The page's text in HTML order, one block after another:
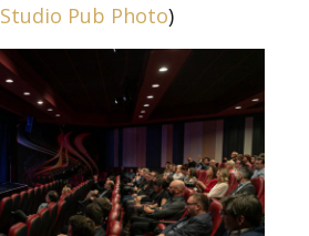
Studio Pub Photo)